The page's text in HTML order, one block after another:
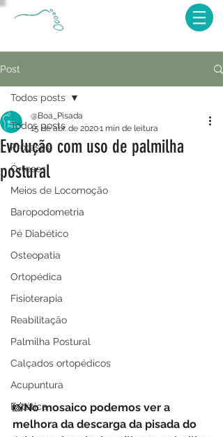
Post
Todos posts
Próteses
Órteses
Meios de Locomoção
Baropodometria
Pé Diabético
Osteopatia
Ortopédica
Fisioterapia
Reabilitação
Palmilha Postural
Calçados ortopédicos
Acupuntura
Estética
Todos posts
Evolução com uso de palmilha
postural
@Boa_Pisada
15 de abr. de 20201 min de leitura
📸No mosaico podemos ver a
melhora da descarga da pisada do